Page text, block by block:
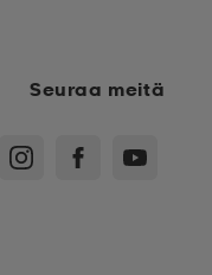
Seuraa meitä